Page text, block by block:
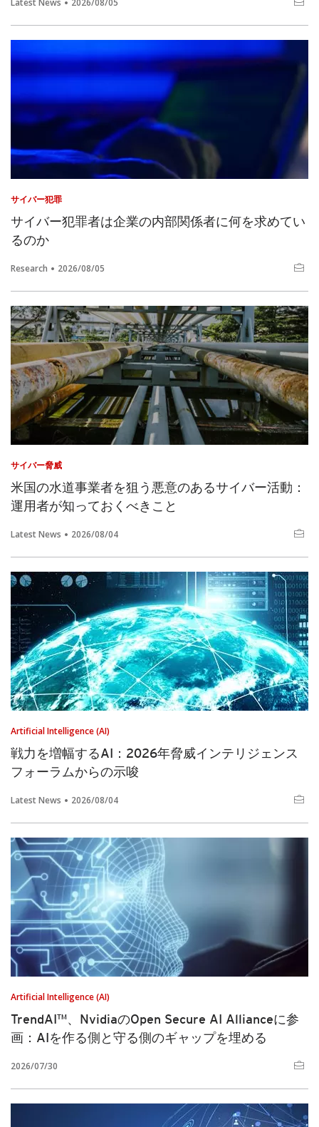
Latest News 2026/08/05
サイバー犯罪
サイバー犯罪者は企業の内部関係者に何を求めてい
るのか
Research 2026/08/05
サイバー脅威
米国の水道事業者を狙う悪意のあるサイバー活動：
運用者が知っておくべきこと
Latest News 2026/08/04
Artificial Intelligence (AI)
戦力を増幅するAI：2026年脅威インテリジェンス
フォーラムからの示唆
Latest News 2026/08/04
Artificial Intelligence (AI)
TrendAI™、NvidiaのOpen Secure AI Allianceに参
画：AIを作る側と守る側のギャップを埋める
2026/07/30